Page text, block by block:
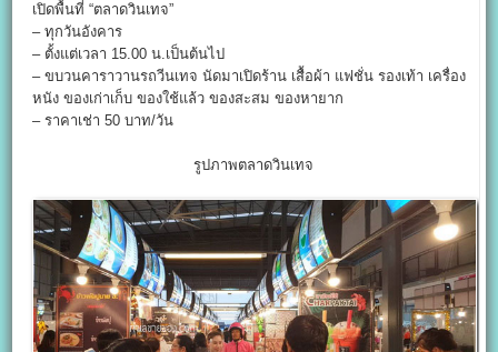
เปิดพื้นที่ “ตลาดวินเทจ”
– ทุกวันอังคาร
– ตั้งแต่เวลา 15.00 น.เป็นต้นไป
– ขบวนคาราวานรถวีนเทจ นัดมาเปิดร้าน เสื้อผ้า แฟชั่น รองเท้า เครื่อง
หนัง ของเก่าเก็บ ของใช้แล้ว ของสะสม ของหายาก
– ราคาเช่า 50 บาท/วัน
รูปภาพตลาดวินเทจ